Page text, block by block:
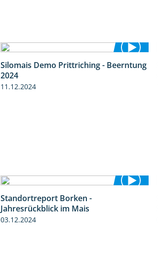
12:28
Silomais Demo Prittriching - Beerntung
2024
11.12.2024
Standortreport Borken -
Jahresrückblick im Mais
03.12.2024